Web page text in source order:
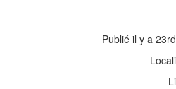
Publié il y a